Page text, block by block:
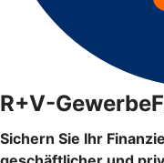
R+V-
Sichern Sie Ihr